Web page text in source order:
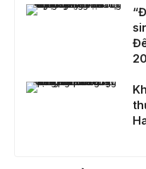
“Đốt cháy” sân khấu cùng sinh viên trường Báo tại Đêm nhạc hội Spotlight 2024
Khơi nguồn sáng tạo qua thước phim chủ đề của Halloween trường Báo